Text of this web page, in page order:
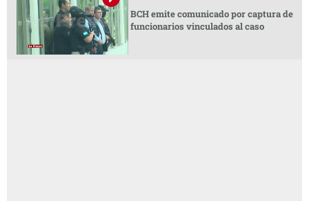
BCH emite comunicado por captura de
funcionarios vinculados al caso